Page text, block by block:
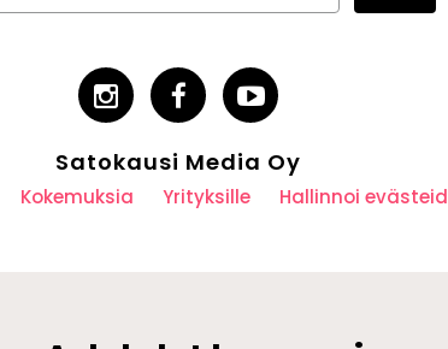
Satokausi Media Oy
Kokemuksia Yrityksille Hallinnoi